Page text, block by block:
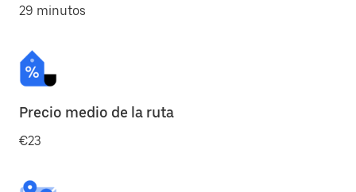
29 minutos
Precio medio de la ruta
€23